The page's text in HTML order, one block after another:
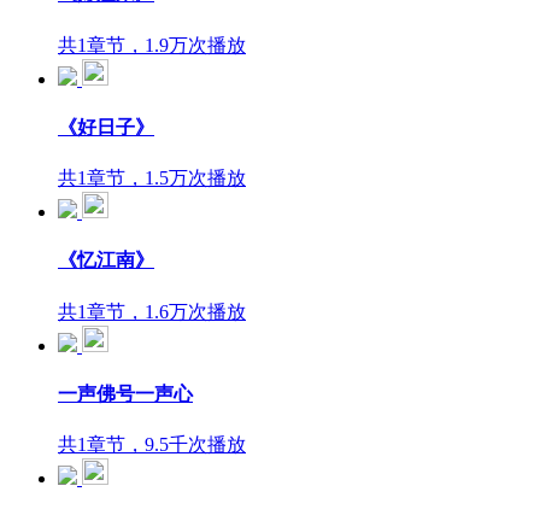
共1章节，1.9万次播放
《好日子》
共1章节，1.5万次播放
《忆江南》
共1章节，1.6万次播放
一声佛号一声心
共1章节，9.5千次播放